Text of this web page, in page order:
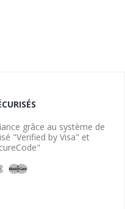
grâce au système de
"Verified by Visa" et